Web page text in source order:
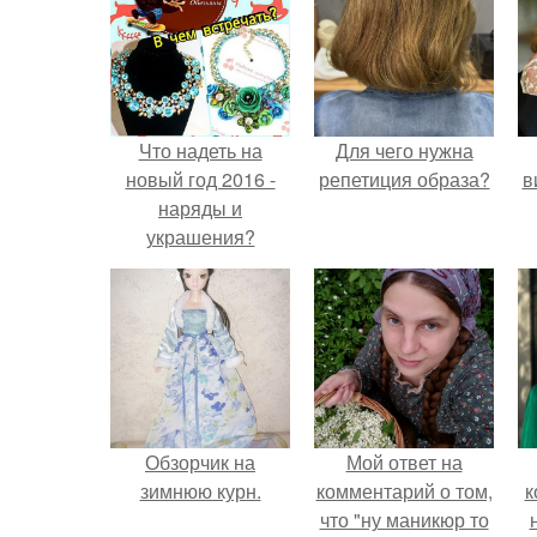
Что надеть на
новый год 2016 -
наряды и
украшения?
Для чего нужна
репетиция образа?
Обзорчик на
зимнюю курн.
Мой ответ на
комментарий о том,
что "ну маникюр то